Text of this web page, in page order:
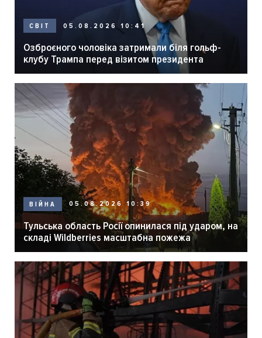
СВІТ 05.08.2026 10:41
Озброєного чоловіка затримали біля гольф-
клубу Трампа перед візитом президента
ВІЙНА 05.08.2026 10:39
Тульська область Росії опинилася під ударом, на
складі Wildberries масштабна пожежа